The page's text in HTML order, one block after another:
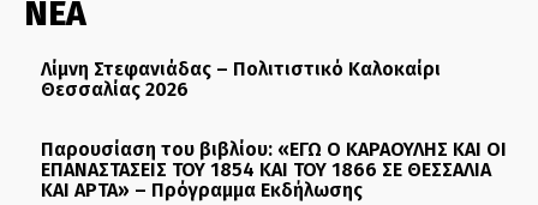
ΝΕΑ
Λίμνη Στεφανιάδας – Πολιτιστικό Καλοκαίρι
Θεσσαλίας 2026
Παρουσίαση του βιβλίου: «ΕΓΩ Ο ΚΑΡΑΟΥΛΗΣ ΚΑΙ ΟΙ
ΕΠΑΝΑΣΤΑΣΕΙΣ ΤΟΥ 1854 ΚΑΙ ΤΟΥ 1866 ΣΕ ΘΕΣΣΑΛΙΑ
ΚΑΙ ΑΡΤΑ» – Πρόγραμμα Εκδήλωσης